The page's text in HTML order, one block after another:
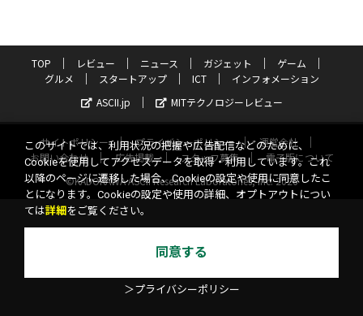
TOP レビュー ニュース ガジェット
ゲーム
グルメ
スタートアップ ICT
インフォメーション
ASCII.jp
MITテクノロジーレビュー
サイトポリシー プライバシーポリシー
運営会社
お問い合わせ
広告掲載 スタッフ募集
電子版について
©KADOKAWA ASCII Research Laboratories, Inc. 2026
このサイトでは、利用状況の把握や広告配信などのために、
Cookieを使用してアクセスデータを取得・利用しています。これ
以降のページに遷移した場合、Cookieの設定や使用に同意したこ
とになります。Cookieの設定や使用の詳細、オプトアウトについ
ては詳細 をご覧ください。
同意する
＞プライバシーポリシー